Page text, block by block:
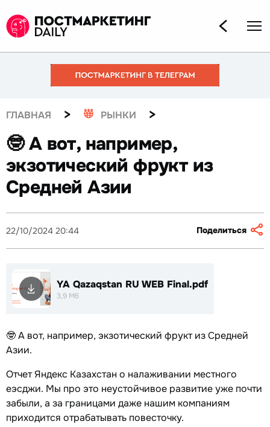
ГЛАВНАЯ > РЫНКИ >
🤓 А вот, например,
экзотический фрукт из
Средней Азии
22/10/2024 20:44 Поделиться
YA Qazaqstan RU WEB Final.pdf
3,9 Мб
🤓 А вот, например, экзотический фрукт из Средней
Азии.
Отчет Яндекс Казахстан о налаживании местного
еэсджи. Мы про это неустойчивое развитие уже почти
забыли, а за границами даже нашим компаниям
приходится отрабатывать повесточку.